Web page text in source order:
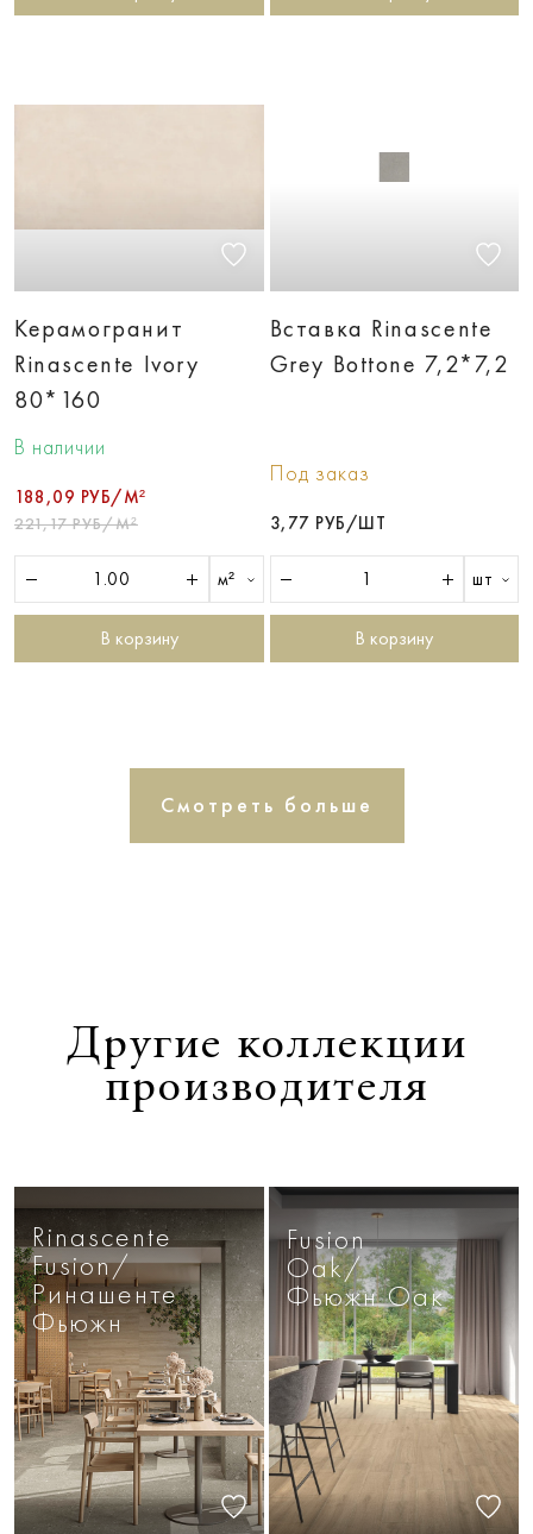
Керамогранит
Rinascente Ivory
80*160
В наличии
188,09 РУБ/М²
221,17 РУБ/М²
м²
В корзину
Вставка Rinascente
Grey Bottone 7,2*7,2
Под заказ
3,77 РУБ/ШТ
шт
В корзину
Смотреть больше
Другие коллекции
производителя
Rinascente
Fusion/
Ринашенте
Фьюжн
Fusion
Oak/
Фьюжн Оак